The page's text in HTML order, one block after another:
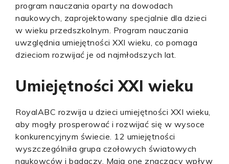
program nauczania oparty na dowodach
naukowych, zaprojektowany specjalnie dla dzieci
w wieku przedszkolnym. Program nauczania
uwzględnia umiejętności XXI wieku, co pomaga
dzieciom rozwijać je od najmłodszych lat.
Umiejętności XXI wieku
RoyalABC rozwija u dzieci umiejętności XXI wieku,
aby mogły prosperować i rozwijać się w wysoce
konkurencyjnym świecie. 12 umiejętności
wyszczególniła grupa czołowych światowych
naukowców i badaczy. Mają one znaczący wpływ